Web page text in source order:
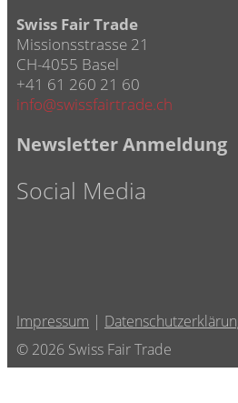
Swiss Fair Trade
Missionsstrasse 21
CH-4055 Basel
+41 61 260 21 60
info@swissfairtrade.ch
Newsletter Anmeldung
Social Media
Impressum |
© 2026 Swiss Fair Trade